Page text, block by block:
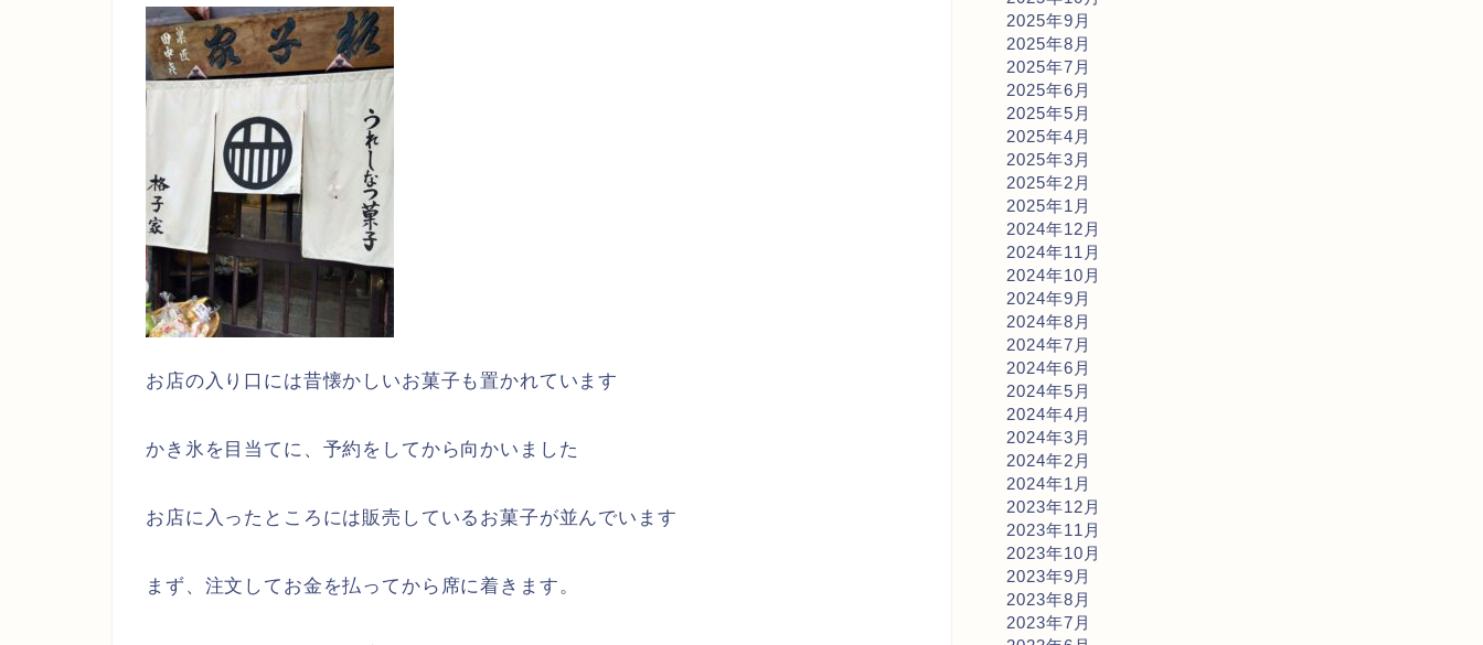
お店の入り口には昔懐かしいお菓子も置かれています
かき氷を目当てに、予約をしてから向かいました
お店に入ったところには販売しているお菓子が並んでいます
まず、注文してお金を払ってから席に着きます。
2025年9月
2025年8月
2025年7月
2025年6月
2025年5月
2025年4月
2025年3月
2025年2月
2025年1月
2024年12月
2024年11月
2024年10月
2024年9月
2024年8月
2024年7月
2024年6月
2024年5月
2024年4月
2024年3月
2024年2月
2024年1月
2023年12月
2023年11月
2023年10月
2023年9月
2023年8月
2023年7月